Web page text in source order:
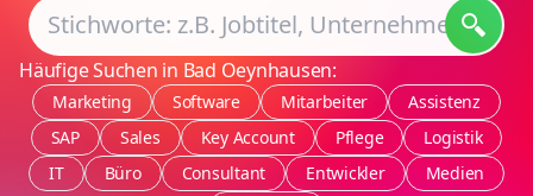
Häufige Suchen in Bad Oeynhausen:
Marketing Software Mitarbeiter
Assistenz
SAP
Sales Key Account Pflege
Logistik
IT
Büro Consultant Entwickler
Medien